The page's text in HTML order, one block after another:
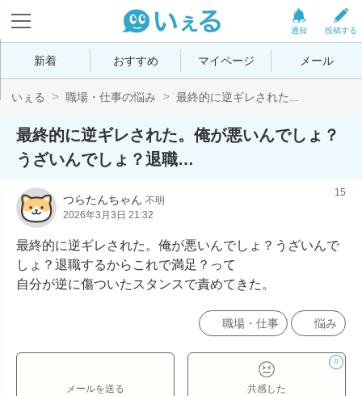
投稿する
通知
新着 おすすめ マイページ メール
いぇる 職場・仕事の悩み 最終的に逆ギレされた...
最終的に逆ギレされた。俺が悪いんでしょ？
うざいんでしょ？退職…
つらたんちゃん 不明
2026年3月3日 21:32
15
最終的に逆ギレされた。俺が悪いんでしょ？うざいんで
しょ？退職するからこれで満足？って
自分が逆に傷ついたスタンスで責めてきた。
職場・仕事 悩み
メールを送る
0
共感した